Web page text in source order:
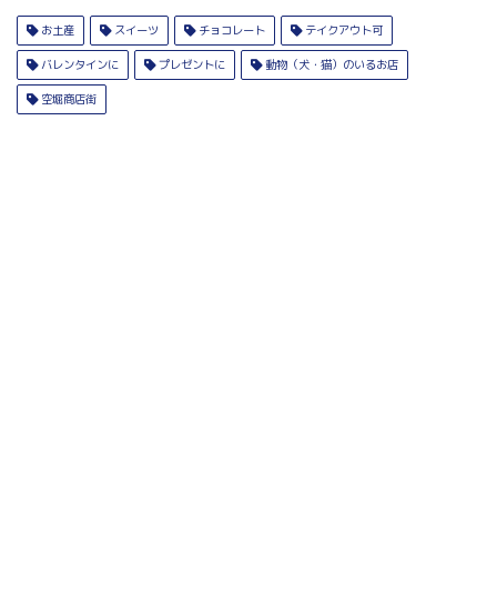
お土産 スイーツ チョコレート テイクアウト可
バレンタインに プレゼントに 動物（犬・猫）のいるお店
空堀商店街